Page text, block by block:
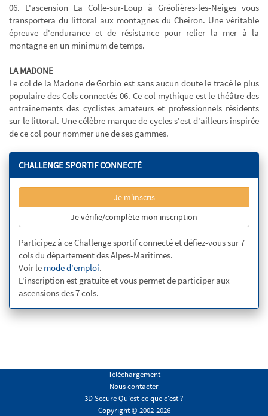
06. L'ascension La Colle-sur-Loup à Gréolières-les-Neiges vous
transportera du littoral aux montagnes du Cheiron. Une véritable
épreuve d'endurance et de résistance pour relier la mer à la
montagne en un minimum de temps.
LA MADONE
Le col de la Madone de Gorbio est sans aucun doute le tracé le plus
populaire des Cols connectés 06. Ce col mythique est le théâtre des
entrainements des cyclistes amateurs et professionnels résidents
sur le littoral. Une célèbre marque de cycles s'est d'ailleurs inspirée
de ce col pour nommer une de ses gammes.
CHALLENGE SPORTIF CONNECTÉ
Je m'inscris
Je vérifie/complète mon inscription
Participez à ce Challenge sportif connecté et défiez-vous sur 7
cols du département des Alpes-Maritimes.
Voir le mode d'emploi.
L'inscription est gratuite et vous permet de participer aux
ascensions des 7 cols.
Téléchargement
Nous contacter
3D Secure Qu'est-ce que c'est ?
Copyright © 2002-2026